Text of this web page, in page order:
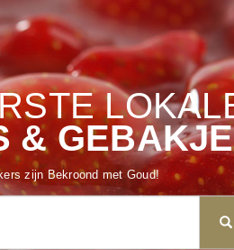
&
zijn Bekroond met Goud!